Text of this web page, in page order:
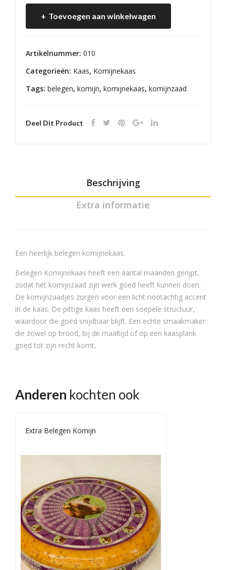
aantal
Toevoegen aan winkelwagen
Artikelnummer: 010
Categorieën: Kaas, Komijnekaas
Tags: belegen, komijn, komijnekaas, komijnzaad
Deel Dit Product
Beschrijving
Extra informatie
Een heerlijk belegen komijnekaas.
Belegen Komijnekaas heeft een aantal maanden gerijpt,
zodat het komijnzaad zijn werk goed heeft kunnen doen.
De komijnzaadjes zorgen voor een licht nootachtig accent
in de kaas. De pittige kaas heeft een soepele structuur,
waardoor die goed snijdbaar blijft. Een echte smaakmaker
die zowel op brood, bij de maaltijd of op een kaasplank
goed tot zijn recht komt.
Anderen kochten ook
Extra Belegen Komijn